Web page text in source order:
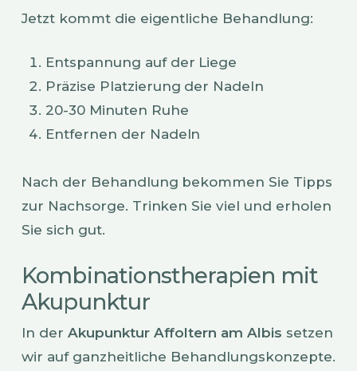
Jetzt kommt die eigentliche Behandlung:
Entspannung auf der Liege
Präzise Platzierung der Nadeln
20-30 Minuten Ruhe
Entfernen der Nadeln
Nach der Behandlung bekommen Sie Tipps
zur Nachsorge. Trinken Sie viel und erholen
Sie sich gut.
Kombinationstherapien mit
Akupunktur
In der Akupunktur Affoltern am Albis setzen
wir auf ganzheitliche Behandlungskonzepte.